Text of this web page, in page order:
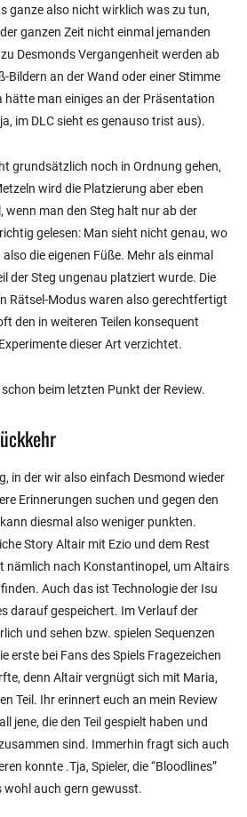
ganze also nicht wirklich was zu tun,
ganzen Zeit nicht einmal jemanden
Desmonds Vergangenheit werden ab
Bildern an der Wand oder einer Stimme
man einiges an der Präsentation
im DLC sieht es genauso trist aus).
grundsätzlich noch in Ordnung gehen,
wird die Platzierung aber eben
wenn man den Steg halt nur ab der
gelesen: Man sieht nicht genau, wo
die eigenen Füße. Mehr als einmal
der Steg ungenau platziert wurde. Die
Rätsel-Modus waren also gerechtfertigt
den in weiteren Teilen konsequent
dieser Art verzichtet.
beim letzten Punkt der Review.
in der wir also einfach Desmond wieder
Erinnerungen suchen und gegen den
diesmal also weniger punkten.
Story Altair mit Ezio und dem Rest
nämlich nach Konstantinopel, um Altairs
Auch das ist Technologie der Isu
darauf gespeichert. Im Verlauf der
und sehen bzw. spielen Sequenzen
erste bei Fans des Spiels Fragezeichen
denn Altair vergnügt sich mit Maria,
Teil. Ihr erinnert euch an mein Review
jene, die den Teil gespielt haben und
sind. Immerhin fragt sich auch
konnte .Tja, Spieler, die “Bloodlines”
wohl auch gern gewusst.